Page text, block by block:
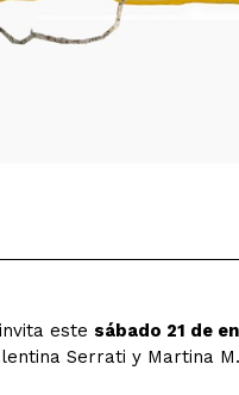
este sábado 21 de
Serrati y Martina